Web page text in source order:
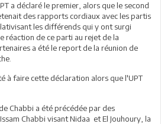
a déclaré le premier, alors que le second
des rapports cordiaux avec les partis
les différends qui y ont surgi
réaction de ce parti au rejet de la
a été le report de la réunion de
à faire cette déclaration alors que l'UPT
Chabbi a été précédée par des
Chabbi visant Nidaa et El Jouhoury, la